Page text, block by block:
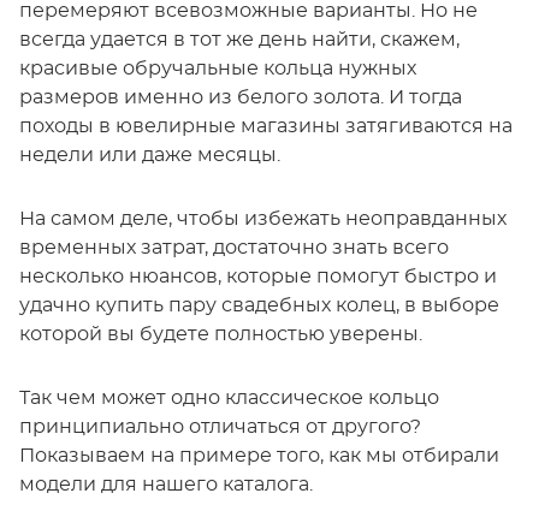
перемеряют всевозможные варианты. Но не
всегда удается в тот же день найти, скажем,
красивые обручальные кольца нужных
размеров именно из белого золота. И тогда
походы в ювелирные магазины затягиваются на
недели или даже месяцы.
На самом деле, чтобы избежать неоправданных
временных затрат, достаточно знать всего
несколько нюансов, которые помогут быстро и
удачно купить пару свадебных колец, в выборе
которой вы будете полностью уверены.
Так чем может одно классическое кольцо
принципиально отличаться от другого?
Показываем на примере того, как мы отбирали
модели для нашего каталога.